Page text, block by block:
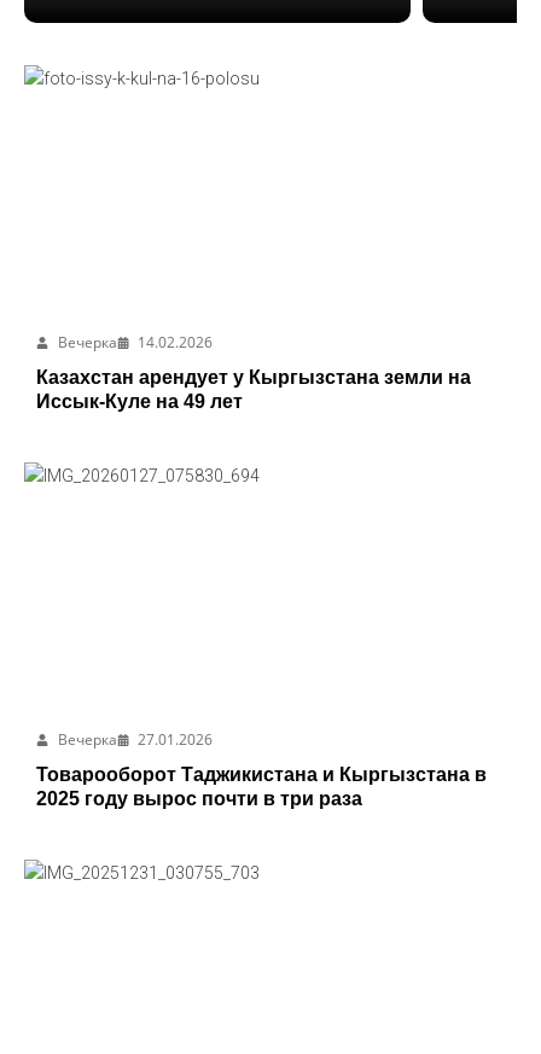
Вечерка
14.02.2026
Казахстан арендует у Кыргызстана земли на
Иссык-Куле на 49 лет
Вечерка
27.01.2026
Товарооборот Таджикистана и Кыргызстана в
2025 году вырос почти в три раза